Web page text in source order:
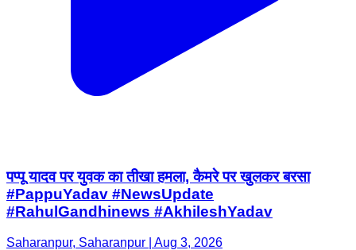
पप्पू यादव पर युवक का तीखा हमला, कैमरे पर खुलकर बरसा
#PappuYadav #NewsUpdate
#RahulGandhinews #AkhileshYadav
Saharanpur, Saharanpur | Aug 3, 2026